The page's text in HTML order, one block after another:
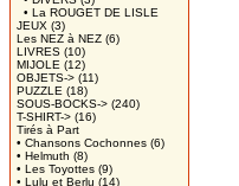
• La ROUGET DE LISLE
JEUX (3)
Les NEZ à NEZ (6)
LIVRES (10)
MIJOLE (12)
OBJETS-> (11)
PUZZLE (18)
SOUS-BOCKS-> (240)
T-SHIRT-> (16)
Tirés à Part
• Chansons Cochonnes (6)
• Helmuth (8)
• Les Toyottes (9)
• Lulu et Berlu (14)